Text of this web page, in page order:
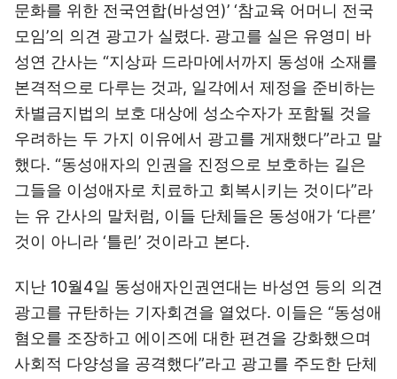
문화를 위한 전국연합(바성연)’ ‘참교육 어머니 전국
모임’의 의견 광고가 실렸다. 광고를 실은 유영미 바
성연 간사는 “지상파 드라마에서까지 동성애 소재를
본격적으로 다루는 것과, 일각에서 제정을 준비하는
차별금지법의 보호 대상에 성소수자가 포함될 것을
우려하는 두 가지 이유에서 광고를 게재했다”라고 말
했다. “동성애자의 인권을 진정으로 보호하는 길은
그들을 이성애자로 치료하고 회복시키는 것이다”라
는 유 간사의 말처럼, 이들 단체들은 동성애가 ‘다른’
것이 아니라 ‘틀린’ 것이라고 본다.
지난 10월4일 동성애자인권연대는 바성연 등의 의견
광고를 규탄하는 기자회견을 열었다. 이들은 “동성애
혐오를 조장하고 에이즈에 대한 편견을 강화했으며
사회적 다양성을 공격했다”라고 광고를 주도한 단체